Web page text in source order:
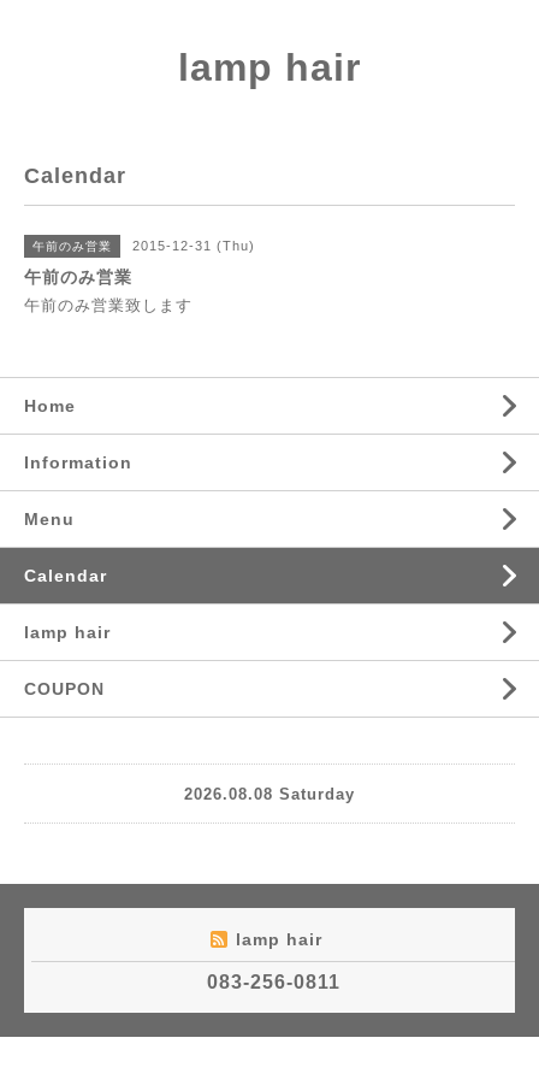
lamp hair
Calendar
午前のみ営業 2015-12-31 (Thu)
午前のみ営業
午前のみ営業致します
Home
Information
Menu
Calendar
lamp hair
COUPON
2026.08.08 Saturday
lamp hair
083-256-0811